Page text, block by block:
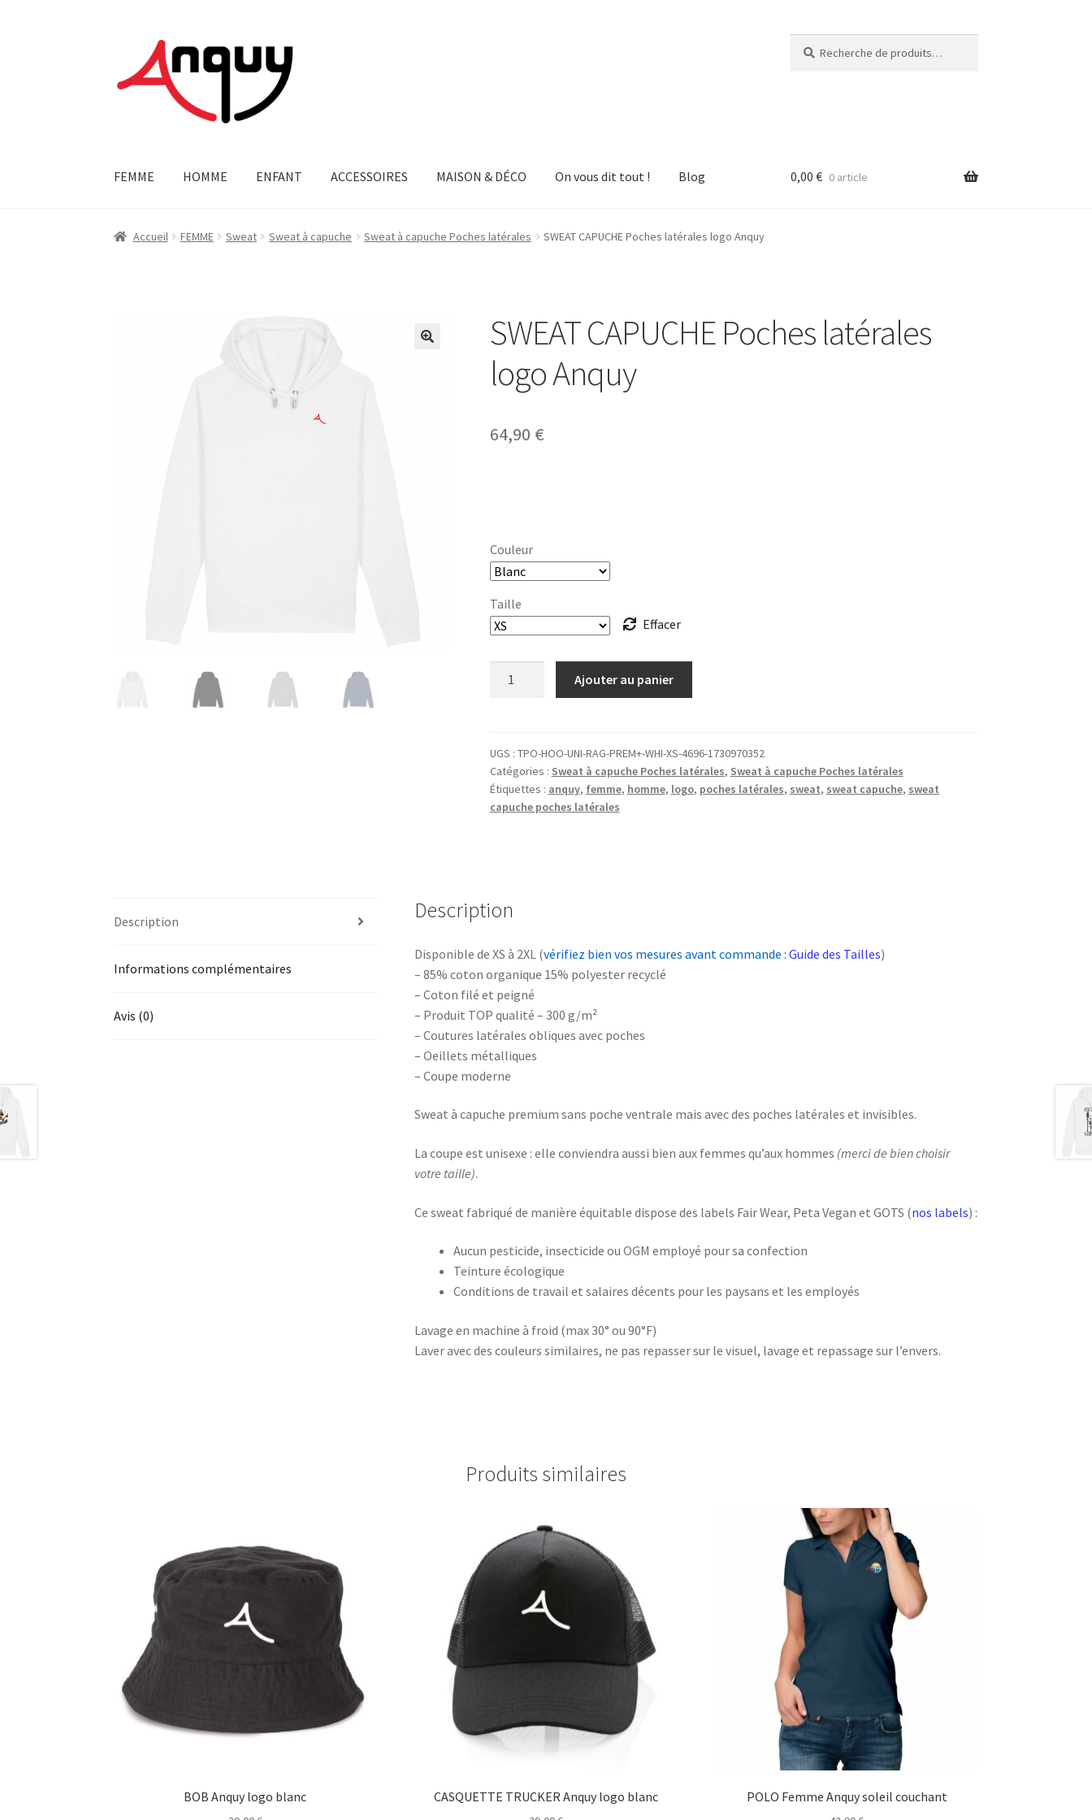
la
navigation
contenu
pour :
FEMME HOMME ENFANT ACCESSOIRES MAISON & DÉCO On vous dit tout ! Blog 0,00 € 0 article
Accueil FEMME Sweat Sweat à capuche Sweat à capuche Poches latérales SWEAT CAPUCHE Poches latérales logo Anquy
SWEAT CAPUCHE Poches latérales
logo Anquy
64,90 €
Couleur
Taille
Effacer
Poches
latérales
logo
Anquy
Ajouter au panier
UGS : TPO-HOO-UNI-RAG-PREM+-WHI-XS-4696-1730970352
Catégories : Sweat à capuche Poches latérales, Sweat à capuche Poches latérales
Étiquettes : anquy, femme, homme, logo, poches latérales, sweat, sweat capuche, sweat
capuche poches latérales
Description
Informations complémentaires
Avis (0)
Description
Disponible de XS à 2XL (vérifiez bien vos mesures avant commande :Guide des Tailles)
– 85% coton organique 15% polyester recyclé
– Coton filé et peigné
– Produit TOP qualité – 300 g/m²
– Coutures latérales obliques avec poches
– Oeillets métalliques
– Coupe moderne
Sweat à capuche premium sans poche ventrale mais avec des poches latérales et invisibles.
La coupe est unisexe : elle conviendra aussi bien aux femmes qu’aux hommes (merci de bien choisir
votre taille).
Ce sweat fabriqué de manière équitable dispose des labels Fair Wear, Peta Vegan et GOTS (nos labels) :
Aucun pesticide, insecticide ou OGM employé pour sa confection
Teinture écologique
Conditions de travail et salaires décents pour les paysans et les employés
Lavage en machine à froid (max 30° ou 90°F)
Laver avec des couleurs similaires, ne pas repasser sur le visuel, lavage et repassage sur l’envers.
Produits similaires
BOB Anquy logo blanc CASQUETTE TRUCKER Anquy logo blanc POLO Femme Anquy soleil couchant